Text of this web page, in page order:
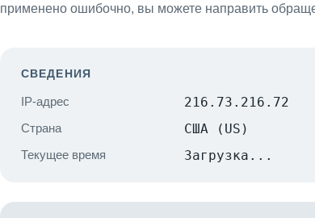
применено ошибочно, вы можете направить
СВЕДЕНИЯ
IP-адрес 216.73.216.72
Страна США (US)
Текущее время Загрузка...